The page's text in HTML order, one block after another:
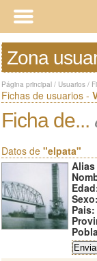
Zona
Página principal / Usuarios /
Fichas de usuarios -
Ficha de...
Datos de "elpata"
Sexo:
Pais: